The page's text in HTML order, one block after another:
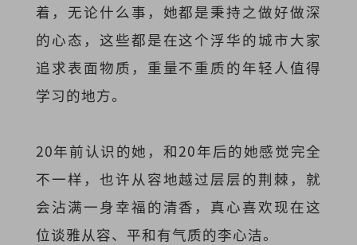
着，无论什么事，她都是秉持之做好做深
的心态，这些都是在这个浮华的城市大家
追求表面物质，重量不重质的年轻人值得
学习的地方。
20年前认识的她，和20年后的她感觉完全
不一样，也许从容地越过层层的荆棘，就
会沾满一身幸福的清香，真心喜欢现在这
位谈雅从容、平和有气质的李心洁。